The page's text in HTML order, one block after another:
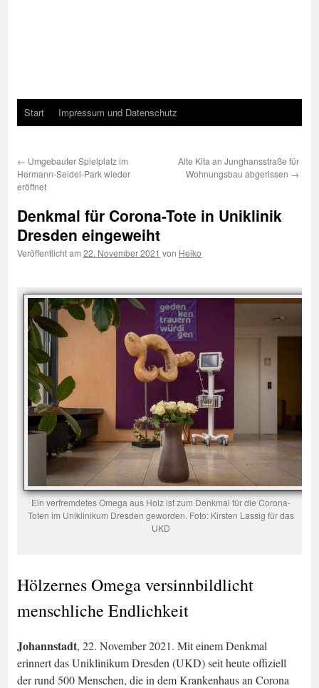
Start Impressum und Datenschutz
← Umgebauter Spielplatz im
Hermann-Seidel-Park wieder
eröffnet
Alte Kita an Junghansstraße für
Wohnungsbau abgerissen →
Denkmal für Corona-Tote in Uniklinik
Dresden eingeweiht
Veröffentlicht am 22. November 2021 von Heiko
Ein verfremdetes Omega aus Holz ist zum Denkmal für die Corona-
Toten im Uniklinikum Dresden geworden. Foto: Kirsten Lassig für das
UKD
Hölzernes Omega versinnbildlicht
menschliche Endlichkeit
Johannstadt, 22. November 2021. Mit einem Denkmal
erinnert das Uniklinikum Dresden (UKD) seit heute offiziell
der rund 500 Menschen, die in dem Krankenhaus an Corona